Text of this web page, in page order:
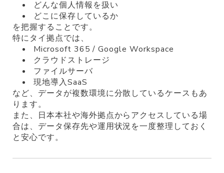
どんな個人情報を扱い
どこに保存しているか
を把握することです。
特にタイ拠点では、
Microsoft 365 / Google Workspace
クラウドストレージ
ファイルサーバ
現地導入SaaS
など、データが複数環境に分散しているケースもあ
ります。
また、日本本社や海外拠点からアクセスしている場
合は、データ保存先や運用状況を一度整理しておく
と安心です。